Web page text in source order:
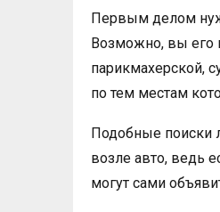
Первым делом
Возможно, вы его
парикмахерской,
по тем местам
Подобные поиски
возле авто, ведь
могут сами